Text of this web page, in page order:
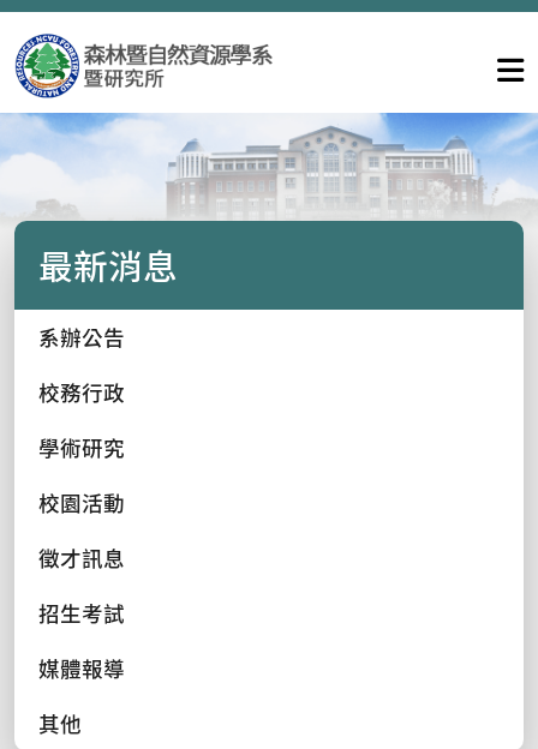
最新消息
系辦公告
校務行政
學術研究
校園活動
徵才訊息
招生考試
媒體報導
其他